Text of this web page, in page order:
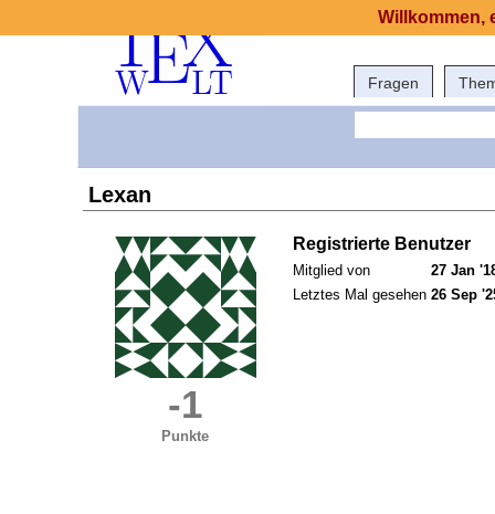
Fragen
Lexan
-1
Punkte
Registrierte Benutzer
Mitglied von
27 Jan
Letztes Mal gesehen 26 Sep
Willkommen,